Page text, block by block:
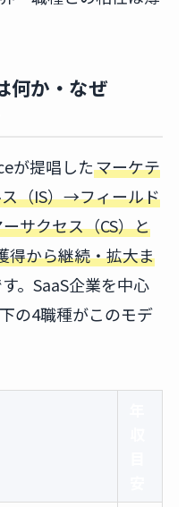
何か・なぜ
が提唱したマーケテ
（IS）→フィールド
サクセス（CS）と
得から継続・拡大ま
。SaaS企業を中心
の4職種がこのモデ